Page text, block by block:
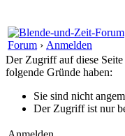
Forum › Anmelden
Der Zugriff auf diese
folgende Gründe haben:
Sie sind nicht
Der Zugriff ist nur